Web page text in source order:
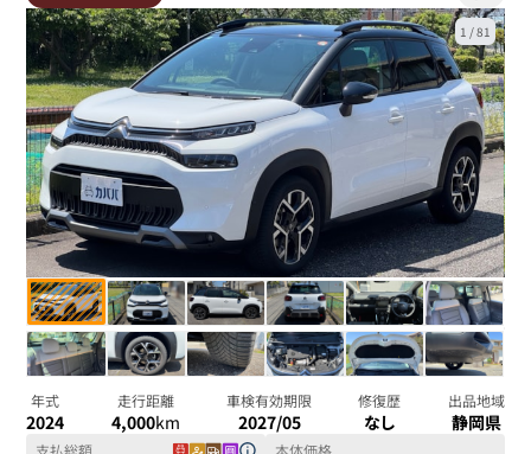
1 /81
年式
2024
走行距離
4,000km
車検有効期限
2027/05
修復歴
なし
出品地域
静岡県
支払総額 本体価格